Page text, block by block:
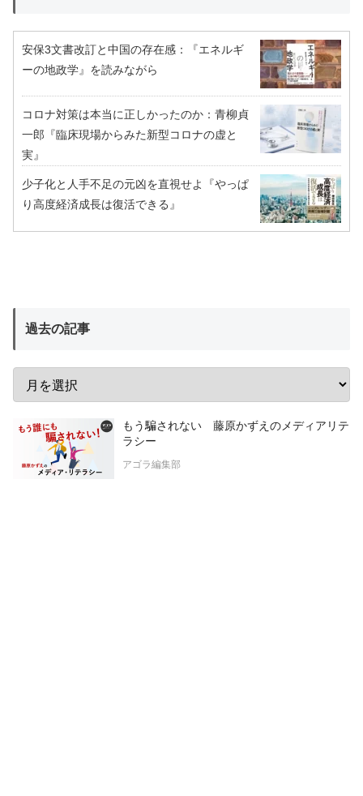
安保3文書改訂と中国の存在感：『エネルギ
ーの地政学』を読みながら
コロナ対策は本当に正しかったのか：青柳貞
一郎『臨床現場からみた新型コロナの虚と
実』
少子化と人手不足の元凶を直視せよ『やっぱ
り高度経済成長は復活できる』
過去の記事
もう騙されない 藤原かずえのメディアリテ
ラシー
アゴラ編集部